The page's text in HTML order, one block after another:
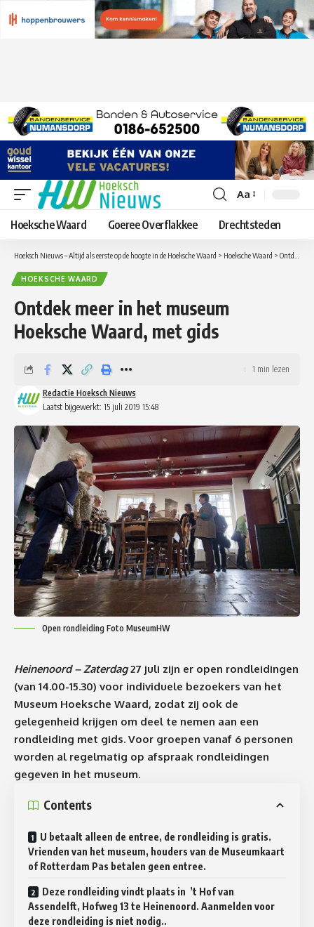
Lettergrootte
aanpassen
Aa
Hoeksche Waard Goeree Overflakkee Drechtsteden
Hoeksch Nieuws – Altijd als eerste op de hoogte in de Hoeksche Waard > Hoeksche Waard > Ontdek meer in het museum Hoeksche Waard, met gids
HOEKSCHE WAARD
Ontdek meer in het museum
Hoeksche Waard, met gids
Laatst bijgewerkt: 15 juli 2019 15:48
Redactie Hoeksch Nieuws
1 min lezen
Open rondleiding Foto MuseumHW
Heinenoord – Zaterdag 27 juli zijn er open rondleidingen
(van 14.00-15.30) voor individuele bezoekers van het
Museum Hoeksche Waard, zodat zij ook de
gelegenheid krijgen om deel te nemen aan een
rondleiding met gids. Voor groepen vanaf 6 personen
worden al regelmatig op afspraak rondleidingen
gegeven in het museum.
Contents
U betaalt alleen de entree, de rondleiding is gratis.
Vrienden van het museum, houders van de Museumkaart
of Rotterdam Pas betalen geen entree.
Deze rondleiding vindt plaats in ’t Hof van
Assendelft, Hofweg 13 te Heinenoord. Aanmelden voor
deze rondleiding is niet nodig..